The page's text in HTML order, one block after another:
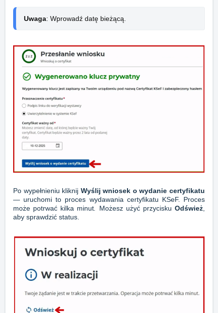
Uwaga: Wprowadź datę bieżącą.
Po wypełnieniu kliknij Wyślij wniosek o wydanie certyfikatu
— uruchomi to proces wydawania certyfikatu KSeF. Proces
może potrwać kilka minut. Możesz użyć przyciskuOdśwież,
aby sprawdzić status.